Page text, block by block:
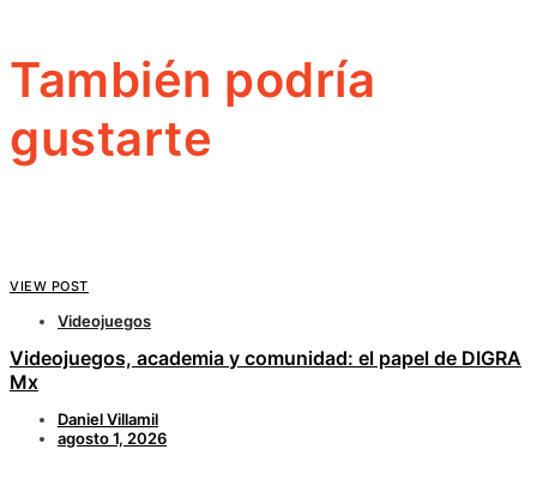
También podría
gustarte
VIEW POST
Videojuegos
Videojuegos, academia y comunidad: el papel de DIGRA
Mx
Daniel Villamil
agosto 1, 2026